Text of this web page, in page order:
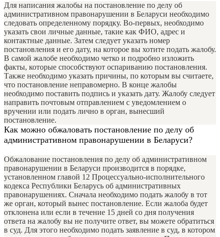
Для написания жалобы на постановление по делу об
административном правонарушении в Беларуси необходимо
следовать определенному порядку. Во-первых, необходимо
указать свои личные данные, такие как ФИО, адрес и
контактные данные. Затем следует указать номер
постановления и его дату, на которое вы хотите подать жалобу.
В самой жалобе необходимо четко и подробно изложить
факты, которые способствуют оспариванию постановления.
Также необходимо указать причины, по которым вы считаете,
что постановление неправомерно. В конце жалобы
необходимо поставить подпись и указать дату. Жалобу следует
направить почтовым отправлением с уведомлением о
вручении или подать лично в орган, вынесший
постановление.
Как можно обжаловать постановление по делу об
административном правонарушении в Беларуси?
Обжалование постановления по делу об административном
правонарушении в Беларуси производится в порядке,
установленном главой 12 Процессуально-исполнительного
кодекса Республики Беларусь об административных
правонарушениях. Сначала необходимо подать жалобу в тот
же орган, который вынес постановление. Если жалоба будет
отклонена или если в течение 15 дней со дня получения
ответа на жалобу вы не получите ответ, вы можете обратиться
в суд. Для этого необходимо подать заявление в суд, в котором